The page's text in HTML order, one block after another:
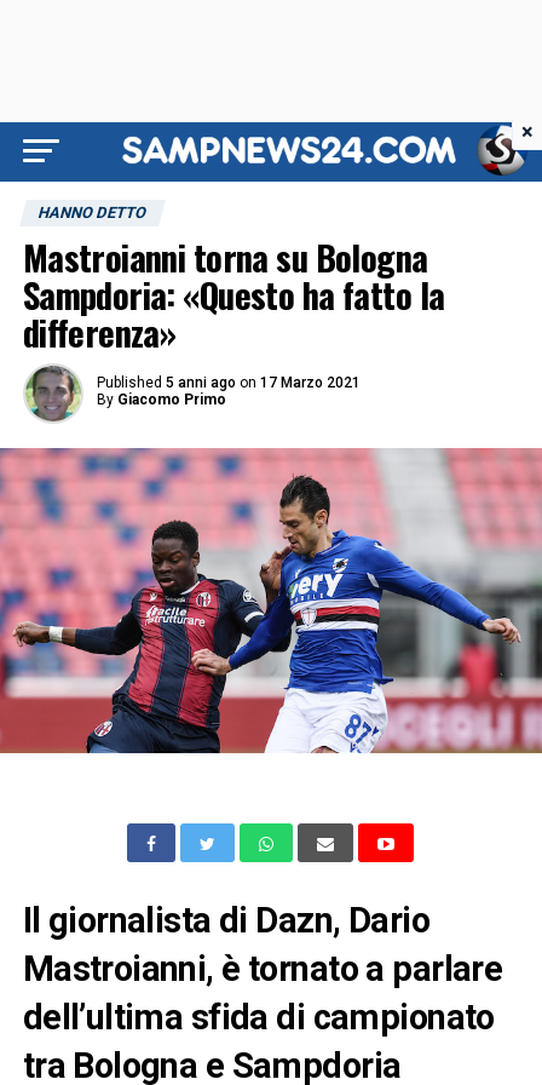
HANNO DETTO
Mastroianni torna su Bologna
Sampdoria: «Questo ha fatto la
differenza»
Published 5 anni ago on 17 Marzo 2021
By Giacomo Primo
Il giornalista di Dazn, Dario
Mastroianni, è tornato a parlare
dell’ultima sfida di campionato
tra Bologna e Sampdoria
×